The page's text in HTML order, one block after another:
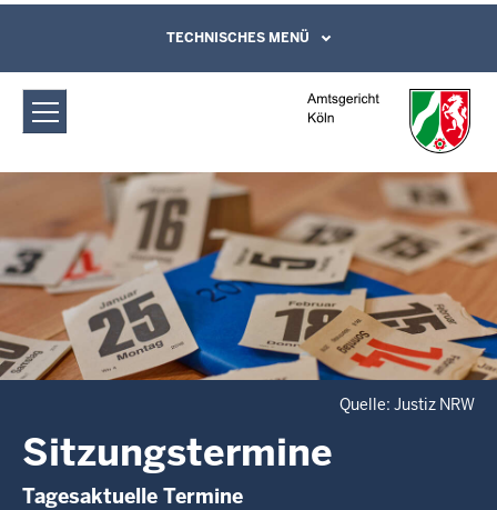
Amtsgericht Köln: Sitzungstermine
Direkt zum Inhalt
Leichte Sprache, Gebärdensprachenvideo
und Kontaktformular
TECHNISCHES MENÜ
Quelle: Justiz NRW
Sitzungstermine
Tagesaktuelle Termine